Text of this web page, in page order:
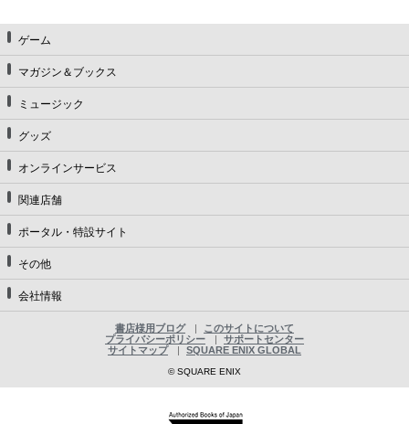
ゲーム
マガジン＆ブックス
ミュージック
グッズ
オンラインサービス
関連店舗
ポータル・特設サイト
その他
会社情報
書店様用ブログ
このサイトについて
プライバシーポリシー
サポートセンター
サイトマップ
SQUARE ENIX GLOBAL
© SQUARE ENIX